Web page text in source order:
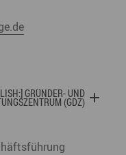
GRÜNDER- UND
(GDZ)